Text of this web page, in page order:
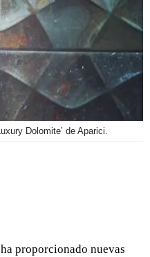
Dolomite’ de Aparici.
proporcionado nuevas